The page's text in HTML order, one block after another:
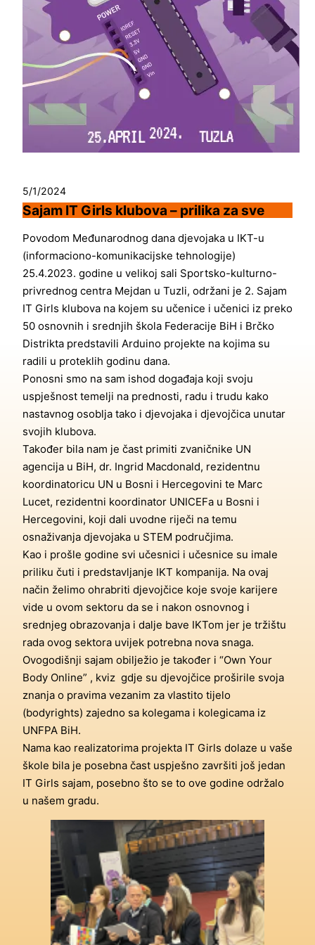
5/1/2024
Sajam IT Girls klubova – prilika za sve
Povodom Međunarodnog dana djevojaka u IKT-u
(informaciono-komunikacijske tehnologije)
25.4.2023. godine u velikoj sali Sportsko-kulturno-
privrednog centra Mejdan u Tuzli, održani je 2. Sajam
IT Girls klubova na kojem su učenice i učenici iz preko
50 osnovnih i srednjih škola Federacije BiH i Brčko
Distrikta predstavili Arduino projekte na kojima su
radili u proteklih godinu dana.
Ponosni smo na sam ishod događaja koji svoju
uspješnost temelji na prednosti, radu i trudu kako
nastavnog osoblja tako i djevojaka i djevojčica unutar
svojih klubova.
Također bila nam je čast primiti zvaničnike UN
agencija u BiH, dr. Ingrid Macdonald, rezidentnu
koordinatoricu UN u Bosni i Hercegovini te Marc
Lucet, rezidentni koordinator UNICEFa u Bosni i
Hercegovini, koji dali uvodne riječi na temu
osnaživanja djevojaka u STEM područjima.
Kao i prošle godine svi učesnici i učesnice su imale
priliku čuti i predstavljanje IKT kompanija. Na ovaj
način želimo ohrabriti djevojčice koje svoje karijere
vide u ovom sektoru da se i nakon osnovnog i
srednjeg obrazovanja i dalje bave IKTom jer je tržištu
rada ovog sektora uvijek potrebna nova snaga.
Ovogodišnji sajam obilježio je također i “Own Your
Body Online” , kviz gdje su djevojčice proširile svoja
znanja o pravima vezanim za vlastito tijelo
(bodyrights) zajedno sa kolegama i kolegicama iz
UNFPA BiH.
Nama kao realizatorima projekta IT Girls dolaze u vaše
škole bila je posebna čast uspješno završiti još jedan
IT Girls sajam, posebno što se to ove godine održalo
u našem gradu.